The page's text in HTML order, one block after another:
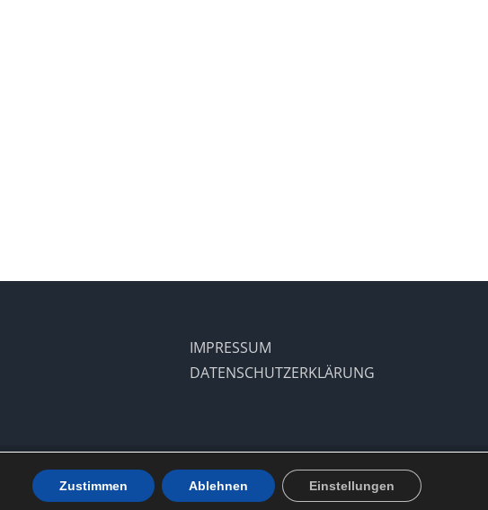
IMPRESSUM
DATENSCHUTZERKLÄRUNG
Facebook
X Instagram
Zustimmen Ablehnen Einstellungen